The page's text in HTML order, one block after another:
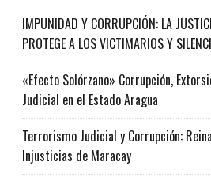
IMPUNIDAD Y CORRUPCIÓN: LA
PROTEGE A LOS VICTIMARIOS Y
«Efecto Solórzano» Corrupción,
Judicial en el Estado Aragua
Terrorismo Judicial y Corrupción:
Injusticias de Maracay